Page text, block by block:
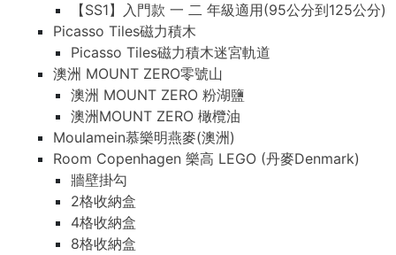
【SS1】入門款 一 二 年級適用(95公分到125公分)
Picasso Tiles磁力積木
Picasso Tiles磁力積木迷宮軌道
澳洲 MOUNT ZERO零號山
澳洲 MOUNT ZERO 粉湖鹽
澳洲MOUNT ZERO 橄欖油
Moulamein慕樂明燕麥(澳洲)
Room Copenhagen 樂高 LEGO (丹麥Denmark)
牆壁掛勾
2格收納盒
4格收納盒
8格收納盒